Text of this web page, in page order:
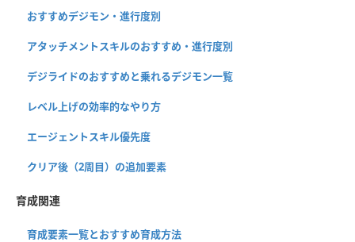
おすすめデジモン・進行度別
アタッチメントスキルのおすすめ・進行度別
デジライドのおすすめと乗れるデジモン一覧
レベル上げの効率的なやり方
エージェントスキル優先度
クリア後（2周目）の追加要素
育成関連
育成要素一覧とおすすめ育成方法